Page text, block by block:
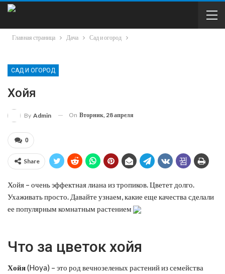
Главная страница Дача Сад и огород
САД И ОГОРОД
Хойя
By Admin On Вторник, 28 апреля
0
Share
Хойя – очень эффектная лиана из тропиков. Цветет долго.
Ухаживать просто. Давайте узнаем, какие еще качества сделали
ее популярным комнатным растением
Что за цветок хойя
Хойя(Hoya) – это род вечнозеленых растений из семейства